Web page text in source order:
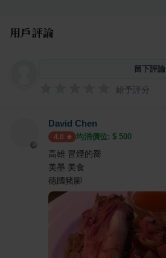
用戶評論
留下評論
給予評分
David Chen
4.0 均消價位: $ 500
高雄 冒煙的喬
美墨 美食
德國豬腳